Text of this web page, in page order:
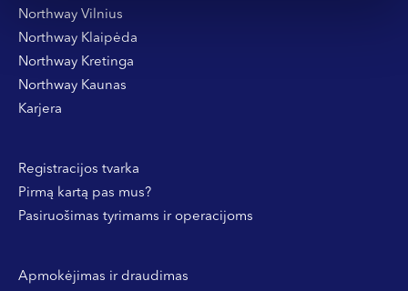
Northway Vilnius
Northway Klaipėda
Northway Kretinga
Northway Kaunas
Karjera
Registracijos tvarka
Pirmą kartą pas mus?
Pasiruošimas tyrimams ir operacijoms
Apmokėjimas ir draudimas